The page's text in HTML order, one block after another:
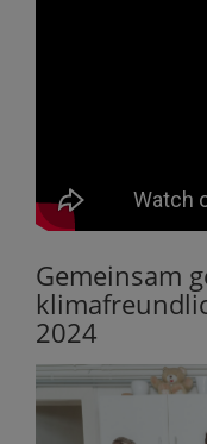
Gemeinsam
2024